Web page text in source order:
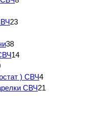
23
38
14
) СВЧ4
СВЧ21